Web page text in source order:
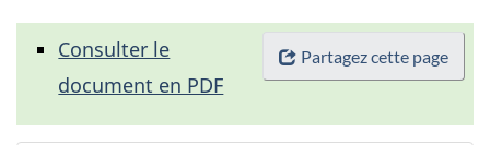
Partagez cette page
Consulter le
document en PDF